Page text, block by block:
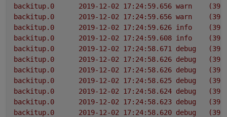
backitup.0
warn
backitup.0
warn
backitup.0
info
backitup.0
info
backitup.0
debug
backitup.0
debug
backitup.0
debug
backitup.0
debug
backitup.0
debug
backitup.0
debug
backitup.0
debug